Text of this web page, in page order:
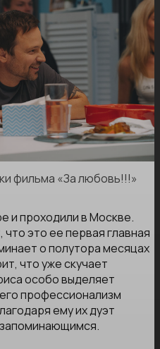
фильма «За любовь!!!»
и проходили в Москве.
это ее первая главная
о полутора месяцах
что уже скучает
особо выделяет
профессионализм
ему их дуэт
запоминающимся.